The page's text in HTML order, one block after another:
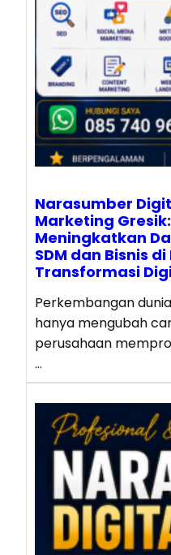
Narasumber
Marketing Gresik:
Meningkatkan
SDM dan Bisnis di
Transformasi
Perkembangan
hanya mengubah
perusahaan
…